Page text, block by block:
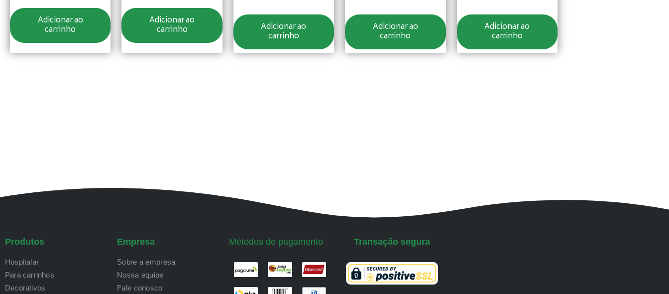
Adicionar ao
carrinho
Adicionar ao
carrinho Adicionar ao
carrinho
Adicionar ao
carrinho
Adicionar ao
carrinho
Produtos
Hospitalar
Para carrinhos
Decorativos
Empresa
Sobre a empresa
Nossa equipe
Fale conosco
Métodos de pagamento Transação segura